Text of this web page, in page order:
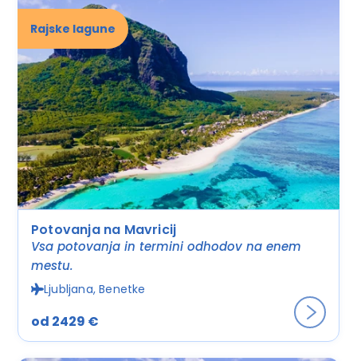
Rajske lagune
Potovanja na Mavricij
Vsa potovanja in termini odhodov na enem
mestu.
Ljubljana, Benetke
od 2429 €